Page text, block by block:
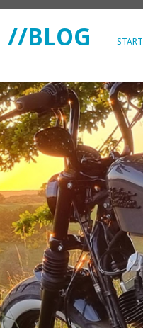
START
//BLOG